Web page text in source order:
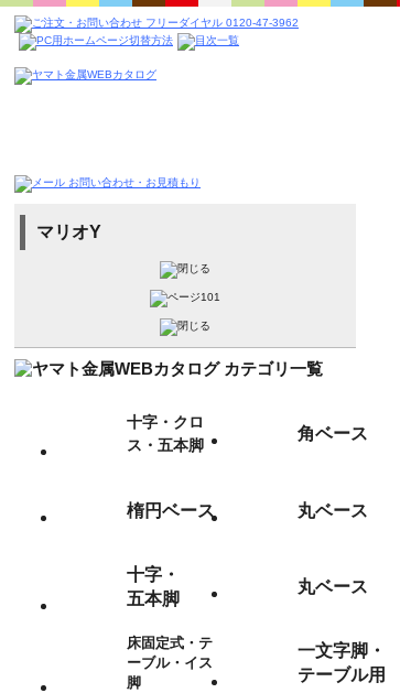
マリオY
十字・クロ
ス・五本脚
角ベース
楕円ベース 丸ベース
十字・
五本脚
丸ベース
床固定式・テ
ーブル・イス
脚
一文字脚・
テーブル用